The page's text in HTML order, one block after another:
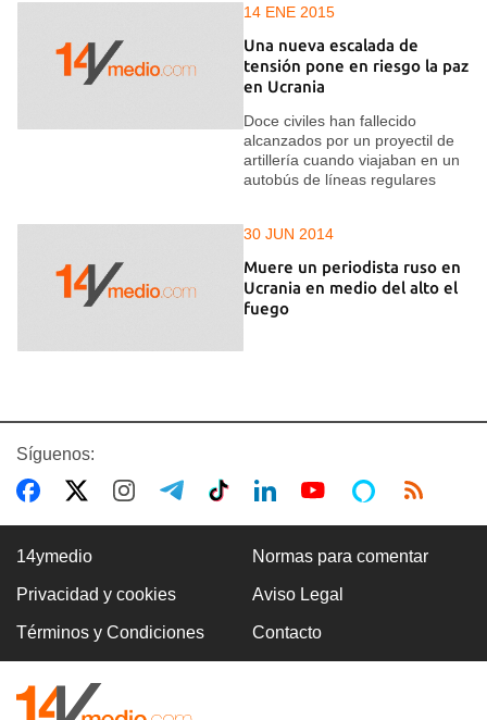
14 ENE 2015
Una nueva escalada de
tensión pone en riesgo la paz
en Ucrania
Doce civiles han fallecido
alcanzados por un proyectil de
artillería cuando viajaban en un
autobús de líneas regulares
30 JUN 2014
Muere un periodista ruso en
Ucrania en medio del alto el
fuego
Síguenos:
14ymedio Normas para comentar
Privacidad y cookies Aviso Legal
Términos y Condiciones Contacto